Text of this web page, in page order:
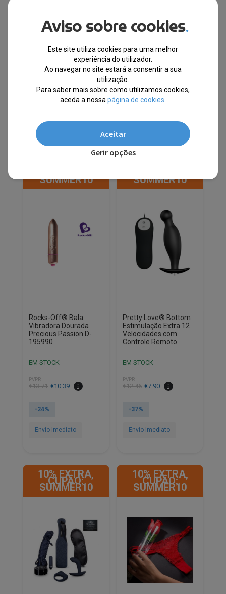
Talvez lhe interesse...
Produtos Relacionados
SUMMER10
Rocks-Off® Bala
Vibradora Dourada
Precious Passion D-
195990
EM STOCK
PVPR
€13.71
O
original
€13.71.
€10.39
O
atual
€10.39.
-24%
Envio Imediato
SUMMER10
Pretty Love® Bottom
Estimulação Extra 12
Velocidades com
Controle Remoto
EM STOCK
PVPR
€12.46
O
original
€12.46.
€7.90
O
atual
€7.90.
-37%
Envio Imediato
10% EXTRA,
CUPÃO:
SUMMER10
10% EXTRA,
CUPÃO:
SUMMER10
Aviso sobre cookies.
Este site utiliza cookies para uma melhor
experiência do utilizador.
Ao navegar no site estará a consentir a sua
utilização.
Para saber mais sobre como utilizamos cookies,
aceda a nossa página de cookies
Aceitar
Gerir opções